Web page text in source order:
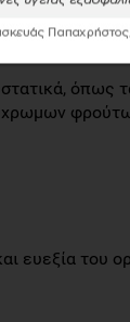
όπως
ευεξία του